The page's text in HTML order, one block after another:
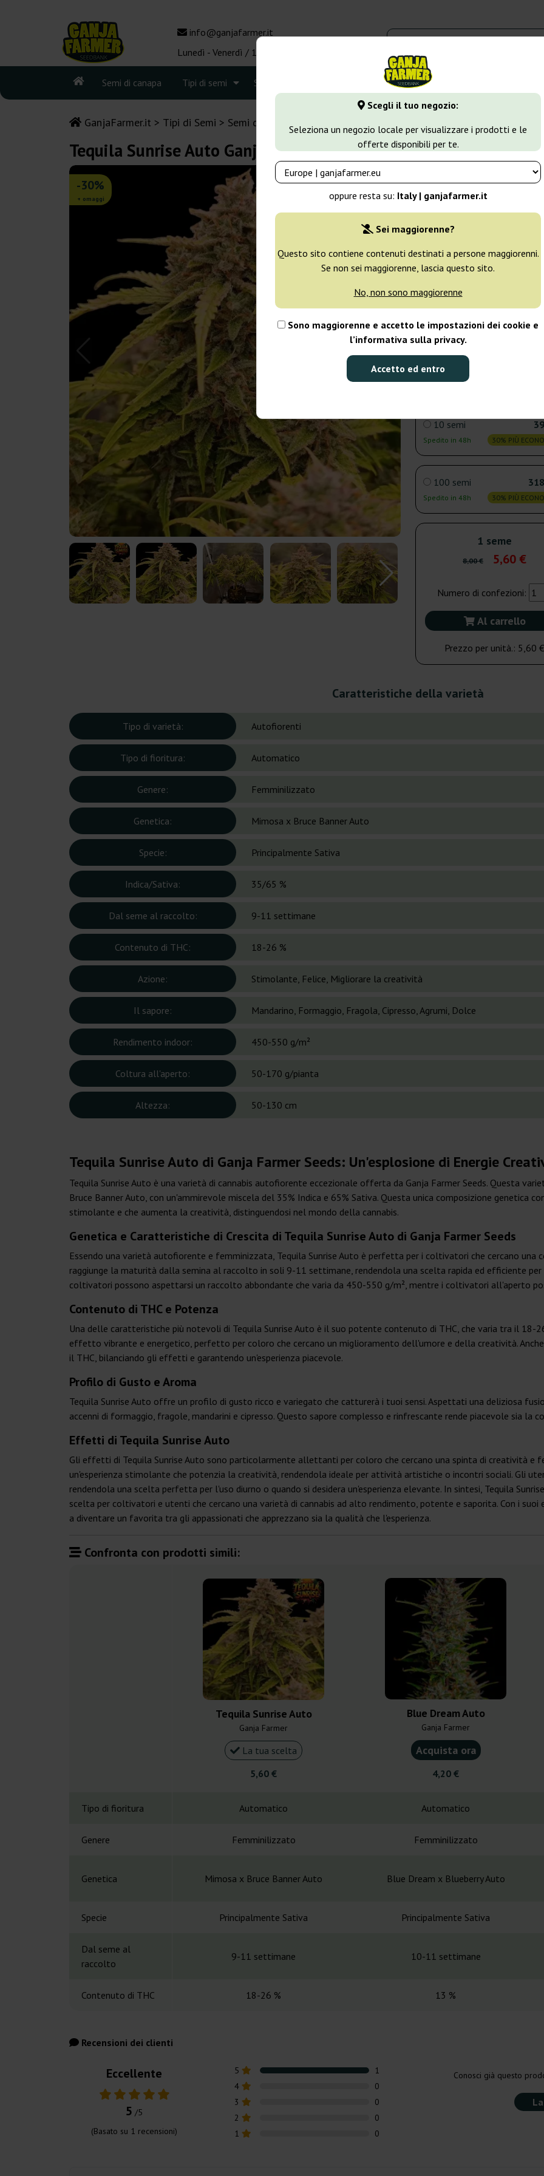
Scegli il tuo negozio:
Seleziona un negozio locale per visualizzare i prodotti e le
offerte disponibili per te.
oppure resta su: Italy | ganjafarmer.it
Sei maggiorenne?
Questo sito contiene contenuti destinati a persone maggiorenni.
Se non sei maggiorenne, lascia questo sito.
No, non sono maggiorenne
Sono maggiorenne e accetto le impostazioni dei cookie e
l’informativa sulla privacy.
Accetto ed entro
info@ganjafarmer.it
Lunedì - Venerdì / 10:00 - 16:00
Semi di canapa Tipi di semi Seedbank Tipi di marijuana Altro
GanjaFarmer.it Tipi di Semi Semi di Cannabis Autofiorenti
Tequila Sunrise Auto Ganja Farmer
-30%
+ omaggi
Ganja Farmer
1 seme
Spedito in 24h 30% PIÙ
3 semi
Spedito in 24h 30% PIÙ
5 semi
Spedito in 24h
10 semi
Spedito in 48h 30% PIÙ
100 semi
Spedito in 48h 30% PIÙ
1 seme
8,00 € 5,60 €
Numero di confezioni:
Al carrello
Prezzo per unità.: 5,60 €
Caratteristiche della varietà
Tipo di varietà: Autofiorenti
Tipo di fioritura: Automatico
Genere: Femminilizzato
Genetica: Mimosa x Bruce Banner Auto
Specie: Principalmente Sativa
Indica/Sativa: 35/65 %
Dal seme al raccolto: 9-11 settimane
Contenuto di THC: 18-26 %
Azione: Stimolante, Felice, Migliorare la creatività
Il sapore: Mandarino, Formaggio, Fragola, Cipresso, Agrumi, Dolce
Rendimento indoor: 450-550 g/m²
Coltura all'aperto: 50-170 g/pianta
Altezza: 50-130 cm
Tequila Sunrise Auto di Ganja Farmer Seeds: Un'esplosione di Energie
Tequila Sunrise Auto è una varietà di cannabis autofiorente eccezionale offerta da Ganja Farmer Seeds. Questa
Bruce Banner Auto, con un'ammirevole miscela del 35% Indica e 65% Sativa. Questa unica composizione genetica
stimolante e che aumenta la creatività, distinguendosi nel mondo della cannabis.
Genetica e Caratteristiche di Crescita di Tequila Sunrise Auto di Ganja Farmer Seeds
Essendo una varietà autofiorente e femminizzata, Tequila Sunrise Auto è perfetta per i coltivatori che cercano una
raggiunge la maturità dalla semina al raccolto in soli 9-11 settimane, rendendola una scelta rapida ed efficiente
coltivatori possono aspettarsi un raccolto abbondante che varia da 450-550 g/m², mentre i coltivatori all'aperto
Contenuto di THC e Potenza
Una delle caratteristiche più notevoli di Tequila Sunrise Auto è il suo potente contenuto di THC, che varia tra il 18-
effetto vibrante e energetico, perfetto per coloro che cercano un miglioramento dell'umore e della creatività.
il THC, bilanciando gli effetti e garantendo un'esperienza piacevole.
Profilo di Gusto e Aroma
Tequila Sunrise Auto offre un profilo di gusto ricco e variegato che catturerà i tuoi sensi. Aspettati una deliziosa
accenni di formaggio, fragole, mandarini e cipresso. Questo sapore complesso e rinfrescante rende piacevole sia la
Effetti di Tequila Sunrise Auto
Gli effetti di Tequila Sunrise Auto sono particolarmente allettanti per coloro che cercano una spinta di creatività e
un'esperienza stimolante che potenzia la creatività, rendendola ideale per attività artistiche o incontri sociali. Gli
rendendola una scelta perfetta per l'uso diurno o quando si desidera un'esperienza elevante. In sintesi, Tequila
scelta per coltivatori e utenti che cercano una varietà di cannabis ad alto rendimento, potente e saporita. Con i
a diventare un favorita tra gli appassionati che apprezzano sia la qualità che l'esperienza.
Confronta con prodotti simili:
Tequila Sunrise Auto
Ganja Farmer
La tua scelta
5,60 €
Blue Dream Auto
Ganja Farmer
Acquista ora
4,20 €
Tipo di fioritura Automatico Automatico
Genere Femminilizzato Femminilizzato
Genetica Mimosa x Bruce Banner Auto Blue Dream x Blueberry Auto
Specie Principalmente Sativa Principalmente Sativa
Dal seme al
raccolto
9-11 settimane 10-11 settimane
Contenuto di THC 18-26 % 13 %
Recensioni dei clienti
Eccellente
5 /5
(Basato su 1 recensioni)
5
1
4
0
3
0
2
0
1
0
Conosci già questo